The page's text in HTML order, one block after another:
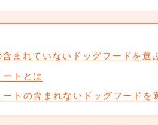
まれていないドッグフードを選
ートとは
ートの含まれないドッグフードを